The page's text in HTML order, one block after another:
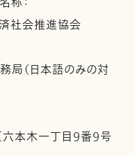
社会推進協会
局（日本語のみの対
本木一丁目９番９号